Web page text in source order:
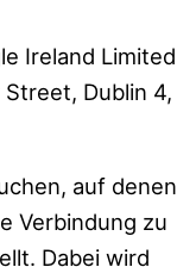
Ireland Limited
Street, Dublin 4,
auf denen
Verbindung zu
Dabei wird